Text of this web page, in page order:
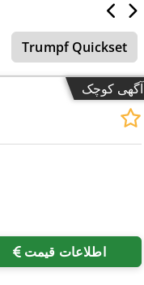
Trumpf Quickset
آگهی کوچک
اطلاعات قیمت